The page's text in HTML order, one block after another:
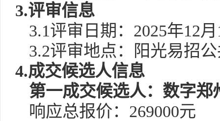
3.评审信息
3.1评审日期：2025年12
3.2评审地点：阳光易招
4.成交候选人信息
第一成交候选人：数字郑
响应总报价： 269000元